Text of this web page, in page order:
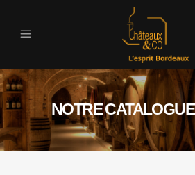
NOTRE CATALOGUE